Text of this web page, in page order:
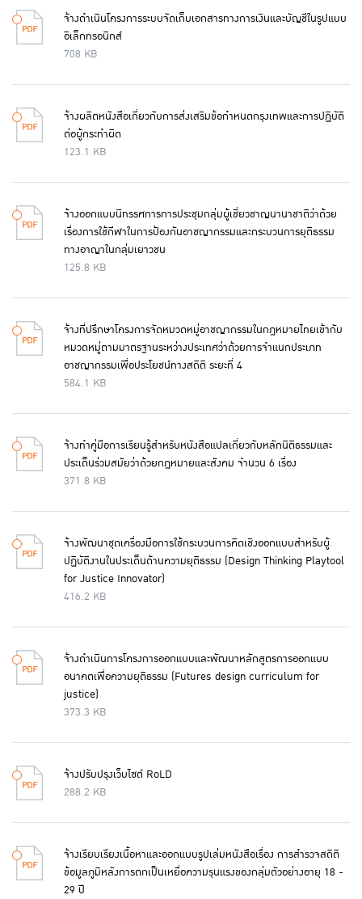
จ้างดำเนินโครงการระบบจัดเก็บเอกสารทางการเงินและบัญชีในรูปแบบ
อิเล็กทรอนิกส์
708 KB
จ้างผลิตหนังสือเกี่ยวกับการส่งเสริมข้อกำหนดกรุงเทพและการปฏิบัติ
ต่อผู้กระทำผิด
123.1 KB
จ้างออกแบบนิทรรศการการประชุมกลุ่มผู้เชี่ยวชาญนานาชาติว่าด้วย
เรื่องการใช้กีฬาในการป้องกันอาชญากรรมและกระบวนการยุติธรรม
ทางอาญาในกลุ่มเยาวชน
125.8 KB
จ้างที่ปรึกษาโครงการจัดหมวดหมู่อาชญากรรมในกฎหมายไทยเข้ากับ
หมวดหมู่ตามมาตรฐานระหว่างประเทศว่าด้วยการจำแนกประเภท
อาชญากรรมเพื่อประโยชน์ทางสถิติ ระยะที่ 4
584.1 KB
จ้างทำคู่มือการเรียนรู้สำหรับหนังสือแปลเกี่ยวกับหลักนิติธรรมและ
ประเด็นร่วมสมัยว่าด้วยกฎหมายและสังคม จำนวน 6 เรื่อง
371.8 KB
จ้างพัฒนาชุดเครื่องมือการใช้กระบวนการคิดเชิงออกแบบสำหรับผู้
ปฏิบัติงานในประเด็นด้านความยุติธรรม (Design Thinking Playtool
for Justice Innovator)
416.2 KB
จ้างดำเนินการโครงการออกแบบและพัฒนาหลักสูตรการออกแบบ
อนาคตเพื่อความยุติธรรม (Futures design curriculum for
justice)
373.3 KB
จ้างปรับปรุงเว็บไซต์ RoLD
288.2 KB
จ้างเรียบเรียงเนื้อหาและออกแบบรูปเล่มหนังสือเรื่อง การสำรวจสถิติ
ข้อมูลภูมิหลังการตกเป็นเหยื่อความรุนแรงของกลุ่มตัวอย่างอายุ 18 -
29 ปี